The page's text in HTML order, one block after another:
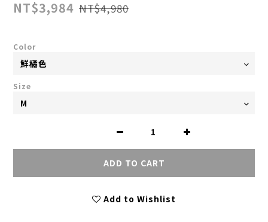
NT$3,984 NT$4,980
Color
Size
ADD TO CART
Add to Wishlist